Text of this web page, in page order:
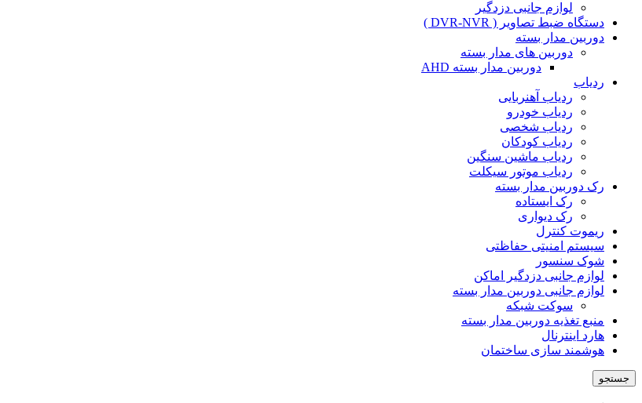
لوازم جانبی دزدگیر
دستگاه ضبط تصاویر ( DVR-NVR )
دوربین مدار بسته
دوربین های مدار بسته
دوربین مدار بسته AHD
ردیاب
ردیاب آهنربایی
ردیاب خودرو
ردیاب شخصی
ردیاب کودکان
ردیاب ماشین سنگین
ردیاب موتور سیکلت
رک دوربین مدار بسته
رک ایستاده
رک دیواری
ریموت کنترل
سیستم امنیتی حفاظتی
شوک سنسور
لوازم جانبی دزدگیر اماکن
لوازم جانبی دوربین مدار بسته
سوکت شبکه
منبع تغذیه دوربین مدار بسته
هارد اینترنال
هوشمند سازی ساختمان
جستجو